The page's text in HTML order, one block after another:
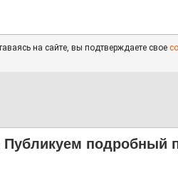
на сайте, вы подтверждаете свое
подробный